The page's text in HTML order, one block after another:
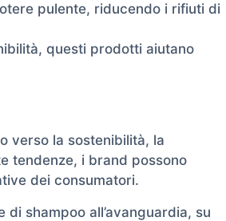
pulente, riducendo i rifiuti di
questi prodotti aiutano
verso la sostenibilità, la
tendenze, i brand possono
dei consumatori.
shampoo all’avanguardia, su